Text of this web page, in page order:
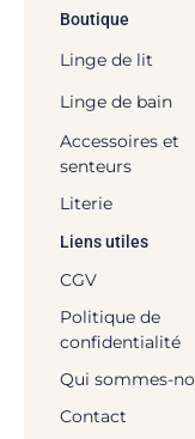
Boutique
Linge de lit
Linge de bain
Accessoires et
senteurs
Literie
Liens utiles
CGV
Politique de
confidentialité
Qui sommes-
Contact